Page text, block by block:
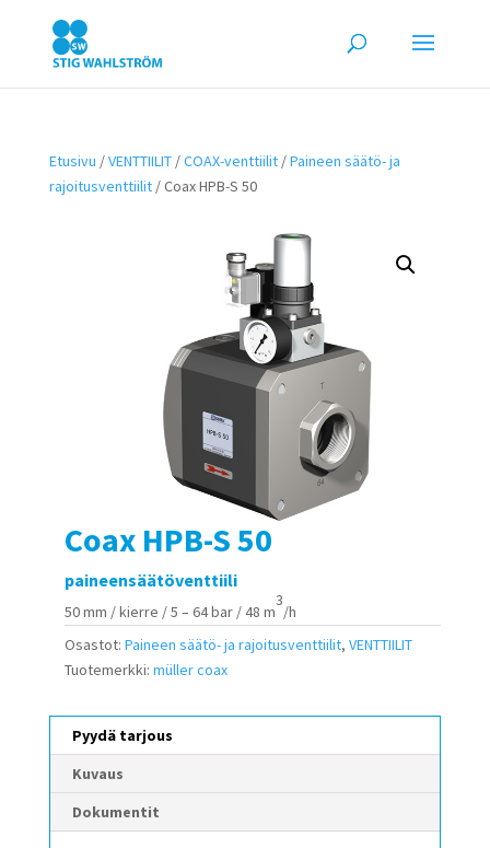
Etusivu /VENTTIILIT/COAX-venttiilit/Paineen säätö- ja
rajoitusventtiilit/ Coax HPB-S 50
Coax HPB-S 50
paineensäätöventtiili
50 mm / kierre / 5 – 64 bar / 48 m
3
/h
Osastot: Paineen säätö- ja rajoitusventtiilit, VENTTIILIT
Tuotemerkki: müller coax
Pyydä tarjous
Kuvaus
Dokumentit